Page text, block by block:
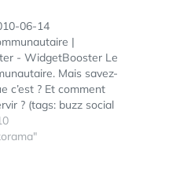
06-14
|
- WidgetBooster Le
Mais savez-
c’est ? Et comment
? (tags: buzz social
socialnetworking)
: une première liste